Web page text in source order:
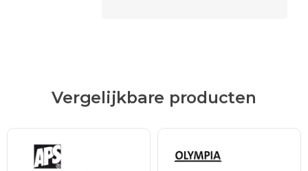
Vergelijkbare producten